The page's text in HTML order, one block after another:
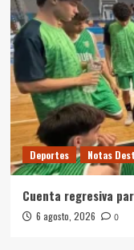
Deportes Notas
Cuenta regresiva
6 agosto, 2026 0